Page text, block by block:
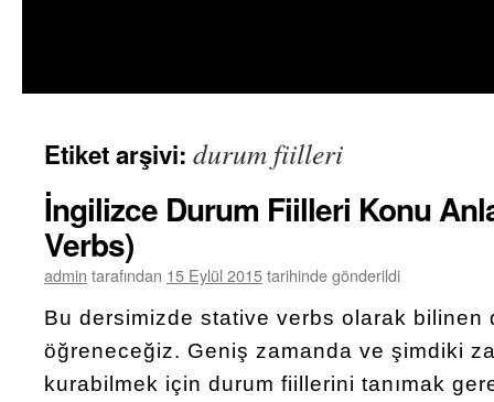
Etiket arşivi: durum fiilleri
İngilizce Durum Fiilleri Konu
Verbs)
admin tarafından 15 Eylül 2015tarihinde gönderildi
Bu dersimizde stative verbs olarak bilinen
öğreneceğiz. Geniş zamanda ve şimdiki
kurabilmek için durum fiillerini tanımak